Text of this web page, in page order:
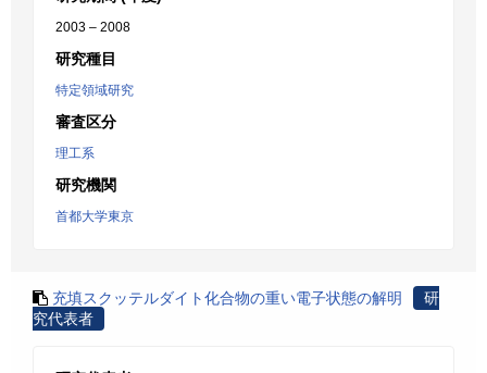
2003 – 2008
研究種目
特定領域研究
審査区分
理工系
研究機関
首都大学東京
充填スクッテルダイト化合物の重い電子状態の解明
研
究代表者